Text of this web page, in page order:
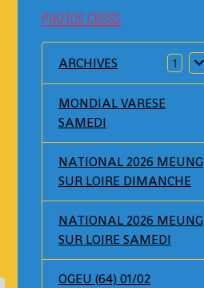
PHOTOS CROSS
ARCHIVES 1
MONDIAL VARESE
SAMEDI
NATIONAL 2026 MEUNG
SUR LOIRE DIMANCHE
NATIONAL 2026 MEUNG
SUR LOIRE SAMEDI
OGEU (64) 01/02